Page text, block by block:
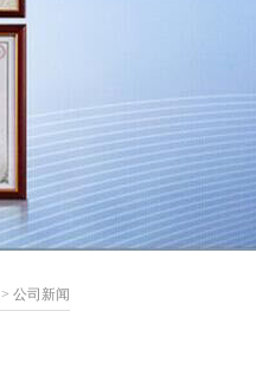
> 公司新闻